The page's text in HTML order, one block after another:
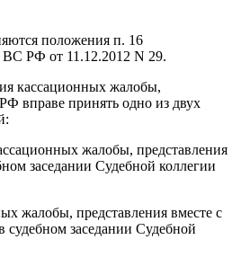
положения п. 16
РФ от 11.12.2012 N 29.
кассационных жалобы,
вправе принять одно из двух
жалобы, представления
заседании Судебной коллегии
жалобы, представления вместе с
судебном заседании Судебной